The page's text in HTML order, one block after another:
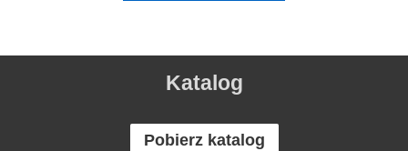
Katalog
Pobierz katalog